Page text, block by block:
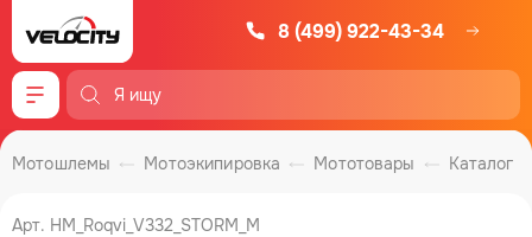
8 (499) 922-43-34
Меню
Каталог
Мототовары
Мотоэкипировка
Мотошлемы
Арт. HM_Roqvi_V332_STORM_M